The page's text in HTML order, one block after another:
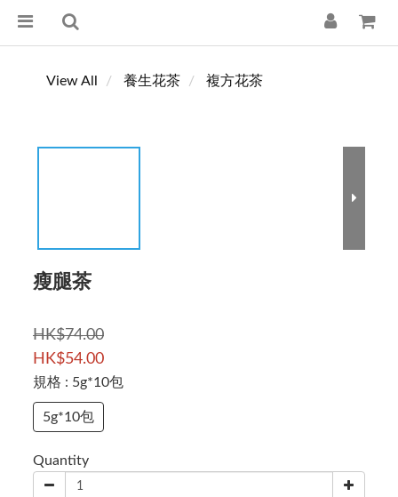
View All 養生花茶 複方花茶
瘦腿茶
HK$74.00
HK$54.00
規格 : 5g*10包
5g*10包
Quantity